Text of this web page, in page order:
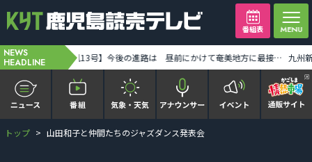
番組表
NEWS
HEADLINE 奄美地方が台風13号の暴風域に 奄美市笠利で最大瞬間風速34メートル観測 土砂災害などに警戒を [2026-08-07 06:42:00] 【台風13号】今後の進路は 昼前にかけて奄美地方に最接近 [2026-08-07 06:44:00]
かごピタ FAMILIAR
トップ 山田和子と仲間たちのジャズダンス発表会